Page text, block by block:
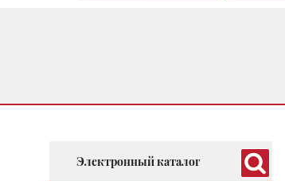
Электронный каталог